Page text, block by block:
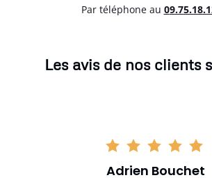
Par téléphone au 0
Les avis de nos clients
Adrien Bouchet